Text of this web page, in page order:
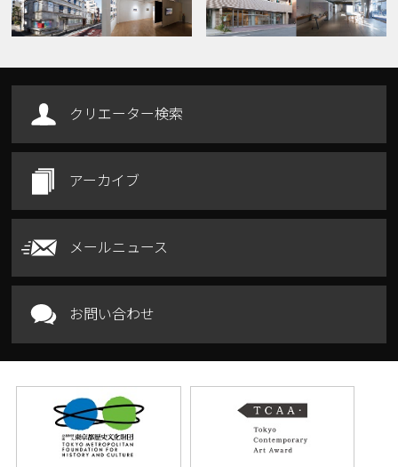
クリエーター検索
アーカイブ
メールニュース
お問い合わせ